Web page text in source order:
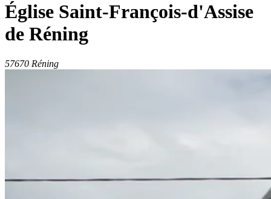
Église Saint-François-d'Assise
de Réning
57670 Réning